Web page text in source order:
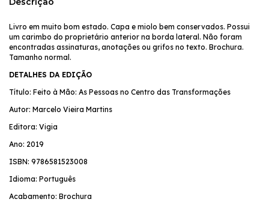
Livro em muito bom estado. Capa e miolo bem conservados. Possui
um carimbo do proprietário anterior na borda lateral. Não foram
encontradas assinaturas, anotações ou grifos no texto. Brochura.
Tamanho normal.
DETALHES DA EDIÇÃO
Título: Feito à Mão: As Pessoas no Centro das Transformações
Autor: Marcelo Vieira Martins
Editora: Vigia
Ano: 2019
ISBN: 9786581523008
Idioma: Português
Acabamento: Brochura